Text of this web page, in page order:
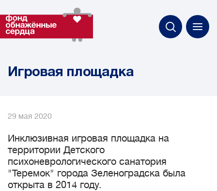
Игровая площадка
29 мая 2020
Инклюзивная игровая площадка на
территории Детского
психоневрологического санатория
"Теремок" города Зеленоградска была
открыта в 2014 году.